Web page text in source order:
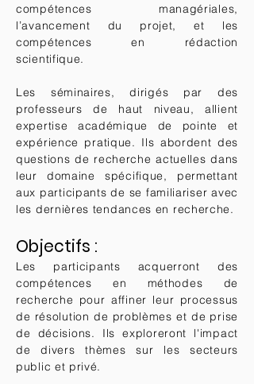
compétences managériales,
l’avancement du projet, et les
compétences en rédaction
scientifique.
Les séminaires, dirigés par des
professeurs de haut niveau, allient
expertise académique de pointe et
expérience pratique. Ils abordent des
questions de recherche actuelles dans
leur domaine spécifique, permettant
aux participants de se familiariser avec
les dernières tendances en recherche.
Objectifs :
Les participants acquerront des
compétences en méthodes de
recherche pour affiner leur processus
de résolution de problèmes et de prise
de décisions. Ils exploreront l'impact
de divers thèmes sur les secteurs
public et privé.